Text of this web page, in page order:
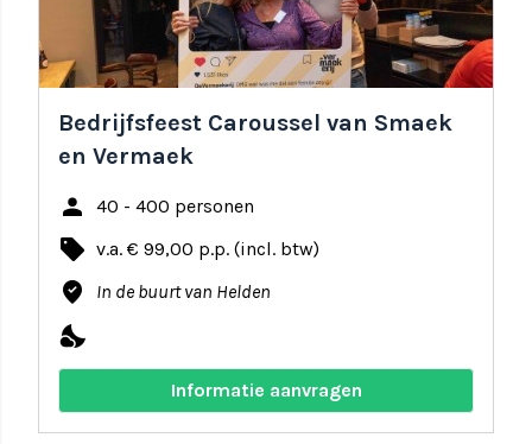
Bedrijfsfeest Caroussel van Smaek
en Vermaek
person 40 - 400 personen
local_offer v.a. € 99,00 p.p. (incl. btw)
where_to_vote In de buurt van Helden
nights_stay
Informatie aanvragen